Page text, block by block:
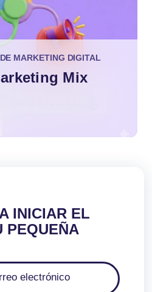
MARKETING DIGITAL
Mix
INICIAR EL
PEQUEÑA